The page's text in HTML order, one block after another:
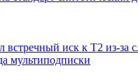
встречный иск к Т2 из-за
мультиподписки